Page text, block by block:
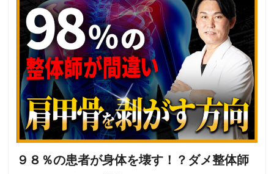
９８％の患者が身体を壊す！？ダメ整体師